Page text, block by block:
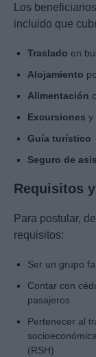
Los
incluido que
Traslado en
Alojamiento
Alimentación
Excursiones y
Guía turístico
Seguro de
Requisitos
Para postular,
requisitos:
Ser un grupo
Contar con
pasajeros
Pertenecer al
(RSH)